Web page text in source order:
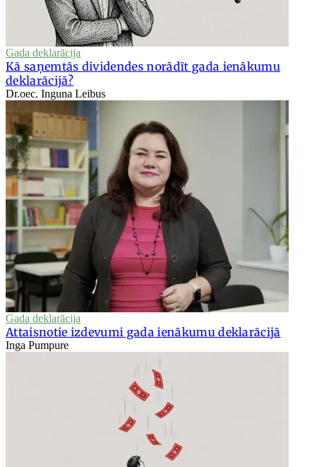
Gada deklarācija
Kā saņemtās dividendes norādīt gada ienākumu
deklarācijā?
Dr.oec. Inguna Leibus
Gada deklarācija
Attaisnotie izdevumi gada ienākumu deklarācijā
Inga Pumpure